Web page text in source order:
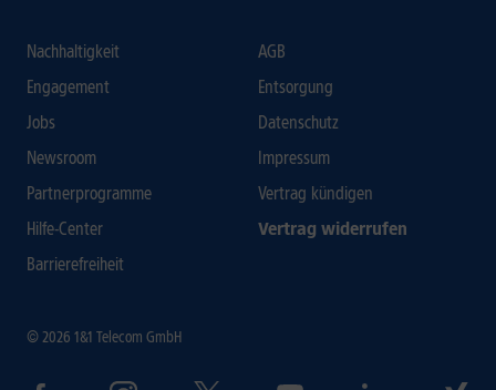
Nachhaltigkeit
Engagement
Jobs
Newsroom
Partnerprogramme
Hilfe-Center
Barrierefreiheit
AGB
Entsorgung
Datenschutz
Impressum
Vertrag kündigen
Vertrag widerrufen
© 2026 1&1 Telecom GmbH